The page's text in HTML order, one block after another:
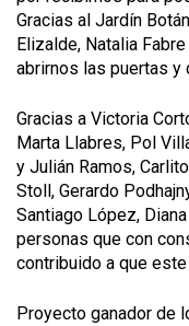
Gracias al Jardín
Elizalde, Natalia
abrirnos las puertas y
Gracias a Victoria
Marta Llabres, Pol
y Julián Ramos,
Stoll, Gerardo
Santiago López,
personas que con
contribuido a que
Proyecto ganador de